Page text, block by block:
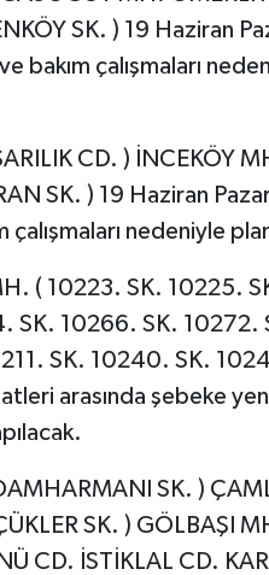
SK. ) 19 Haziran
bakım çalışmaları
CD. ) İNCEKÖY
SK. ) 19 Haziran
nedeniyle
( 10223. SK. 10225.
SK. 10266. SK. 10272.
SK. 10240. SK.
arasında şebeke
SK. )
SK. ) GÖLBAŞI
CD. İSTİKLAL CD.